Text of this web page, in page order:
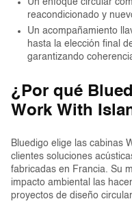
Un enfoque circular
reacondicionado y
Un acompañamiento
hasta la elección final
garantizando
¿Por qué
Work With
Bluedigo elige las cabinas
clientes soluciones
fabricadas en Francia. Su
impacto ambiental las
proyectos de diseño